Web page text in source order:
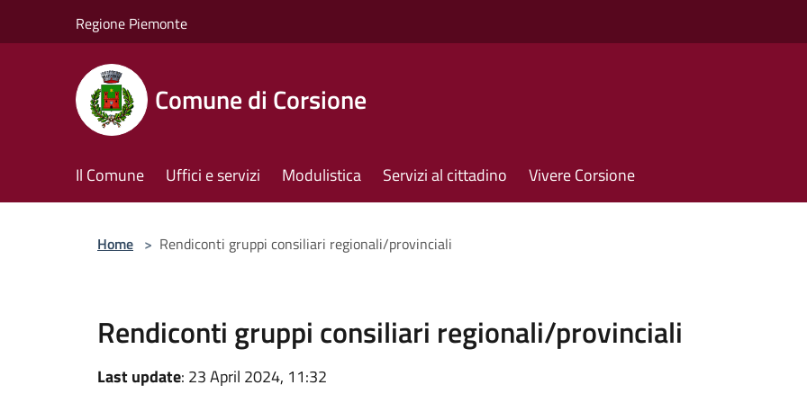
Regione Piemonte
Comune di Corsione
Il Comune Uffici e servizi Modulistica Servizi al cittadino Vivere Corsione
Home > Rendiconti gruppi consiliari regionali/provinciali
Rendiconti gruppi consiliari regionali/provinciali
Last update: 23 April 2024, 11:32